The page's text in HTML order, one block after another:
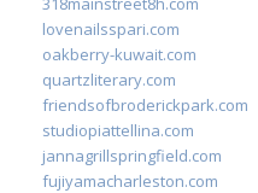
lovenailsspari.com
oakberry-kuwait.com
quartzliterary.com
friendsofbroderickpark.com
studiopiattellina.com
jannagrillspringfield.com
fujiyamacharleston.com